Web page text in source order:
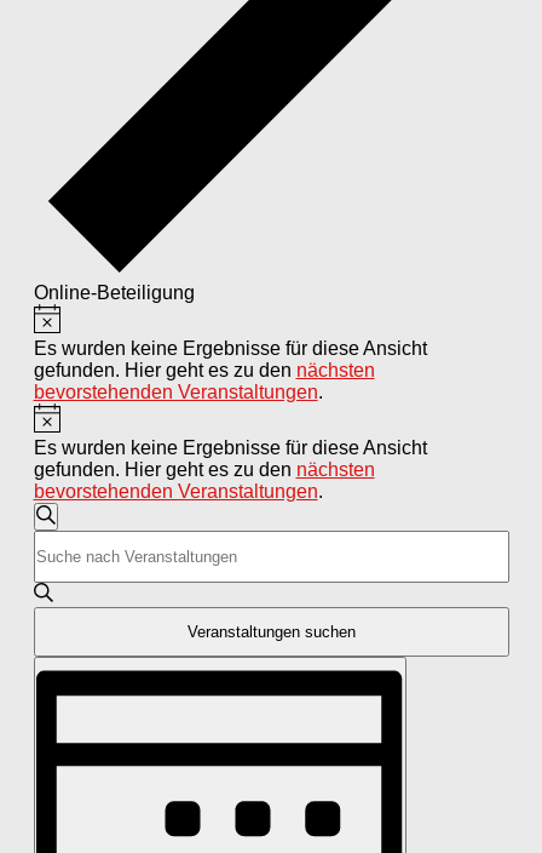
Online-Beteiligung
Veranstaltungen
Hinweis
Es wurden keine Ergebnisse für diese Ansicht
gefunden. Hier geht es zu den nächsten
bevorstehenden Veranstaltungen.
Hinweis
Es wurden keine Ergebnisse für diese Ansicht
gefunden. Hier geht es zu den nächsten
bevorstehenden Veranstaltungen.
Veranstaltungen
Suche
und
Ansichten,
Navigation
Suche
Schlüsselwort
eingeben.
Suche
Veranstaltungen
Schlüsselwort.
Veranstaltungen suchen
Veranstaltung
Ansichten-